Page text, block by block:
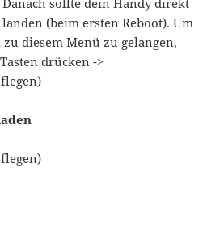
(beim ersten Reboot). Um
diesem Menü zu gelangen,
drücken ->